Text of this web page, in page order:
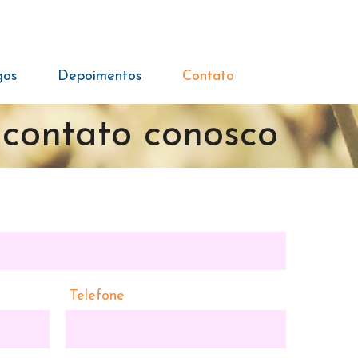
Depoimentos Contato
conosco
Telefone